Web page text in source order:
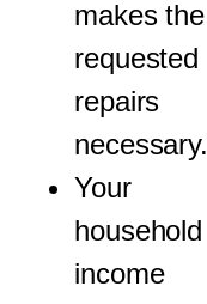
makes the
requested
repairs
necessary.
Your
household
income